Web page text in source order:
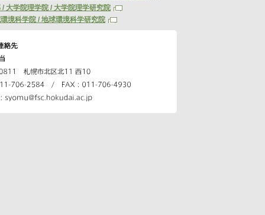
/ 大学院理学院 / 大学院理学研究院
境科学院 / 地球環境科学研究院